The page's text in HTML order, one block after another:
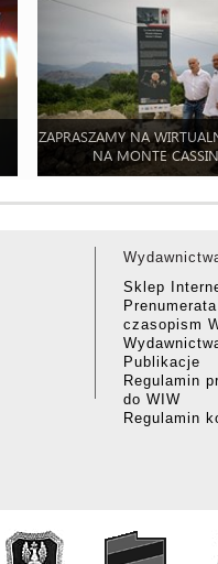
ZAPRASZAMY NA
NA MONTE
Sklep
czasopism
Publikacje
Regulamin
do WIW
Regulamin